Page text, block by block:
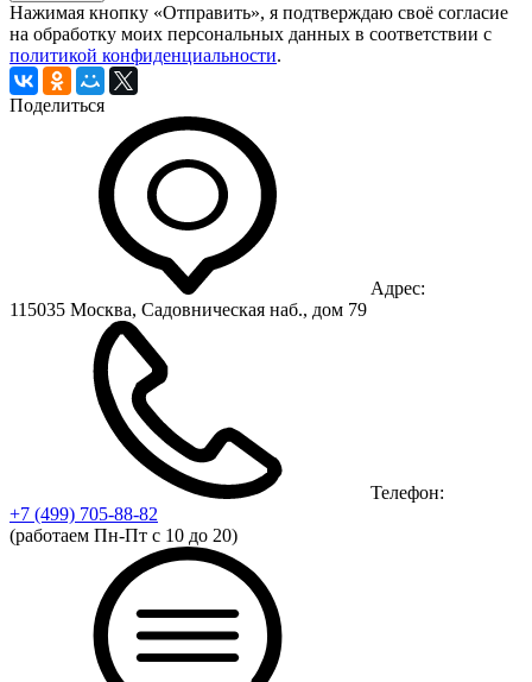
Нажимая кнопку «Отправить», я подтверждаю своё согласие
на обработку моих персональных данных в соответствии с
политикой конфиденциальности.
Поделиться
Адрес:
115035 Москва, Садовническая наб., дом 79
Телефон:
+7 (499) 705-88-82
(работаем Пн-Пт с 10 до 20)